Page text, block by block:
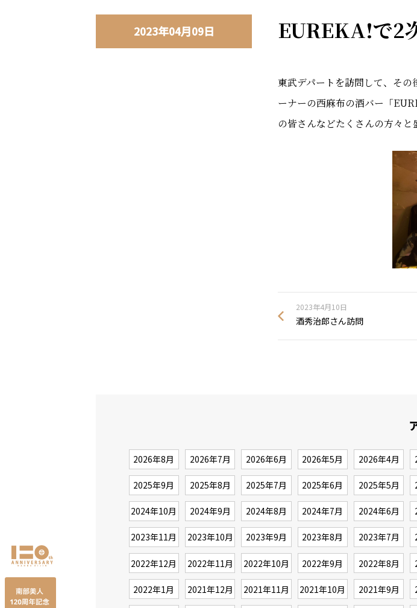
2023年04月09日 EUREKA!で2
東武デパートを訪問して、そ
ーナーの西麻布の酒バー「
の皆さんなどたくさんの方々
2023年4月10日
酒秀治郎さん訪問
2026年8月 2026年7月 2026年6月 2026年5月 2026年4月
2025年9月 2025年8月 2025年7月 2025年6月 2025年5月
2024年10月 2024年9月 2024年8月 2024年7月 2024年6月
2023年11月 2023年10月 2023年9月 2023年8月 2023年7月
2022年12月 2022年11月 2022年10月 2022年9月 2022年8月
2022年1月 2021年12月 2021年11月 2021年10月 2021年9月